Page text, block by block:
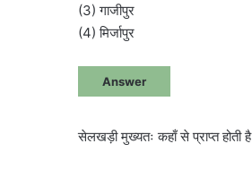
(3) गाजीपुर
(4) मिर्जापुर
Answer
सेलखड़ी मुख्यतः कहाँ से प्राप्त होती है